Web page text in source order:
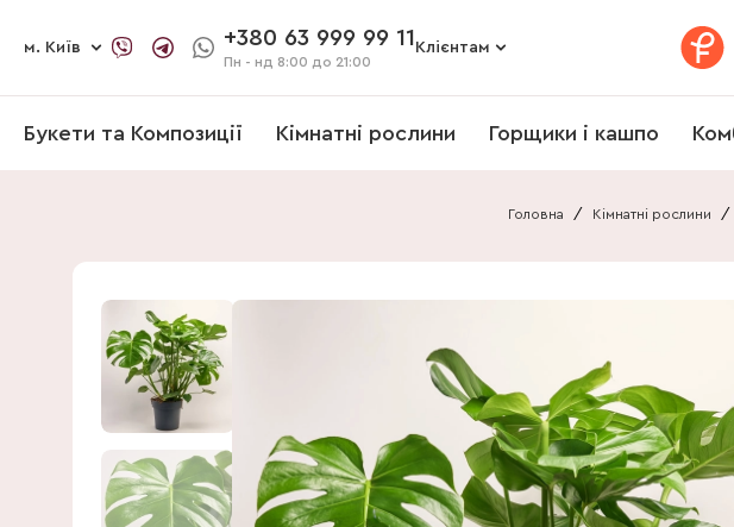
м. Київ +380 63 999 99 11
Пн - нд 8:00 до 21:00
Клієнтам
Букети та Композиції Кімнатні рослини Горщики і кашпо
Головна / Кімнатні рослини /